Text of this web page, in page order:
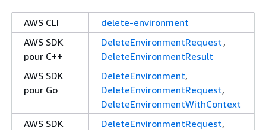
AWS CLI
delete-environment
AWS SDK
pour C++
DeleteEnvironmentRequest ,
DeleteEnvironmentResult
AWS SDK
pour Go
DeleteEnvironment,
DeleteEnvironmentRequest,
DeleteEnvironmentWithContext
AWS SDK
DeleteEnvironmentRequest,